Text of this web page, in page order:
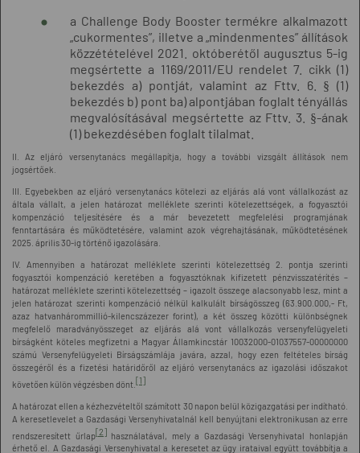
a Challenge Body Boostertermékre alkalmazott
„cukormentes”, illetve a „mindenmentes” állítások
közzétételével 2021. októberétől augusztus 5-ig
megsértette a 1169/2011/EU rendelet 7. cikk (1)
bekezdés a) pontját, valamint az Fttv. 6. § (1)
bekezdés b) pont ba) alpontjában foglalt tényállás
megvalósításával megsértette az Fttv. 3. §-ának
(1) bekezdésében foglalt tilalmat.
II. Az eljáró versenytanács megállapítja, hogy a további vizsgált állítások nem
jogsértőek.
III. Egyebekben az eljáró versenytanács kötelezi az eljárás alá vont vállalkozást az
általa vállalt, a jelen határozat melléklete szerinti kötelezettségek, a fogyasztói
kompenzáció teljesítésére és a már bevezetett megfelelési programjának
fenntartására és működtetésére, valamint azok végrehajtásának, működtetésének
2025. április 30-ig történő igazolására.
IV. Amennyiben a határozat melléklete szerinti kötelezettség 2. pontja szerinti
fogyasztói kompenzáció keretében a fogyasztóknak kifizetett pénzvisszatérítés –
határozat melléklete szerinti kötelezettség – igazolt összege alacsonyabb lesz, mint a
jelen határozat szerinti kompenzáció nélkül kalkulált bírságösszeg (63.900.000,- Ft,
azaz hatvanhárommillió-kilencszázezer forint), a két összeg közötti különbségnek
megfelelő maradványösszeget az eljárás alá vont vállalkozás versenyfelügyeleti
bírságként köteles megfizetni a Magyar Államkincstár 10032000-01037557-00000000
számú Versenyfelügyeleti Bírságszámlája javára, azzal, hogy ezen feltételes bírság
összegéről és a fizetési határidőről az eljáró versenytanács az igazolási időszakot
követően külön végzésben dönt. [1]
A határozat ellen a kézhezvételtől számított 30 napon belül közigazgatási per indítható.
A keresetlevelet a Gazdasági Versenyhivatalnál kell benyújtani elektronikusan az erre
rendszeresített űrlap[2]használatával, mely a Gazdasági Versenyhivatal honlapján
érhető el. A Gazdasági Versenyhivatal a keresetet az ügy irataival együtt továbbítja a